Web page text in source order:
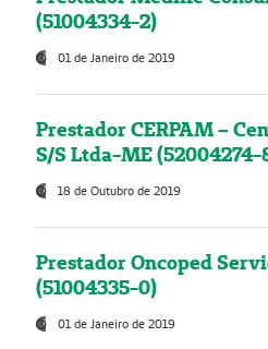
(51004334-2)
01 de Janeiro de 2019
Prestador CERPAM –
S/S Ltda-ME (52004274-
18 de Outubro de 2019
Prestador Oncoped
(51004335-0)
01 de Janeiro de 2019